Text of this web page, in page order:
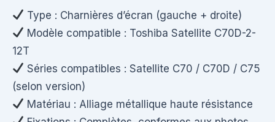
Type : Charnières d’écran (gauche + droite)
Modèle compatible : Toshiba Satellite C70D-2-
12T
Séries compatibles : Satellite C70 / C70D / C75
(selon version)
Matériau : Alliage métallique haute résistance